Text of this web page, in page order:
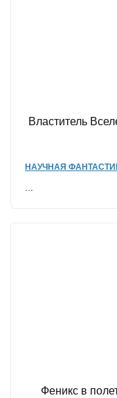
Властитель
НАУЧНАЯ
Феникс в